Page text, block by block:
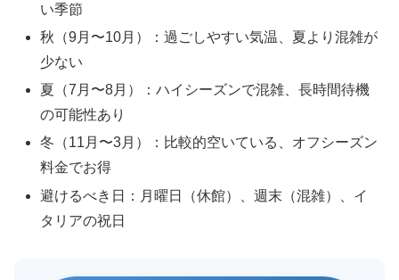
い季節
秋（9月〜10月）：過ごしやすい気温、夏より混雑が
少ない
夏（7月〜8月）：ハイシーズンで混雑、長時間待機
の可能性あり
冬（11月〜3月）：比較的空いている、オフシーズン
料金でお得
避けるべき日：月曜日（休館）、週末（混雑）、イ
タリアの祝日